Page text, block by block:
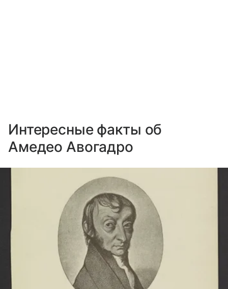
Интересные факты об
Амедео Авогадро